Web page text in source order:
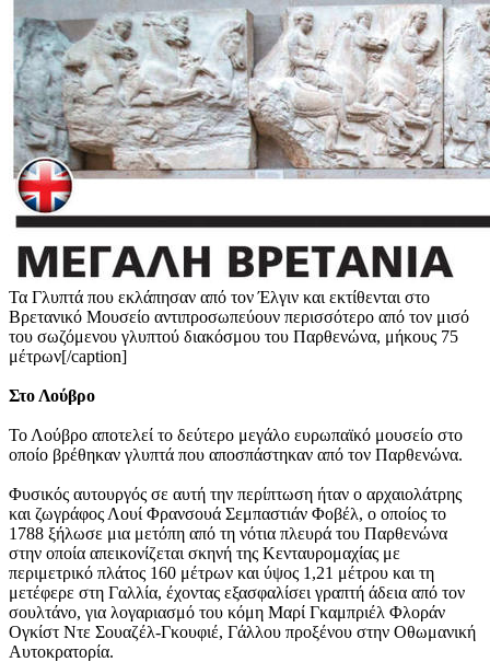
Τα Γλυπτά που εκλάπησαν από τον Έλγιν και εκτίθενται στο
Βρετανικό Μουσείο αντιπροσωπεύουν περισσότερο από τον μισό
του σωζόμενου γλυπτού διακόσμου του Παρθενώνα, μήκους 75
μέτρων[/caption]
Στο Λούβρο
Το Λούβρο αποτελεί το δεύτερο μεγάλο ευρωπαϊκό μουσείο στο
οποίο βρέθηκαν γλυπτά που αποσπάστηκαν από τον Παρθενώνα.
Φυσικός αυτουργός σε αυτή την περίπτωση ήταν ο αρχαιολάτρης
και ζωγράφος Λουί Φρανσουά Σεμπαστιάν Φοβέλ, ο οποίος το
1788 ξήλωσε μια μετόπη από τη νότια πλευρά του Παρθενώνα
στην οποία απεικονίζεται σκηνή της Κενταυρομαχίας με
περιμετρικό πλάτος 160 μέτρων και ύψος 1,21 μέτρου και τη
μετέφερε στη Γαλλία, έχοντας εξασφαλίσει γραπτή άδεια από τον
σουλτάνο, για λογαριασμό του κόμη Μαρί Γκαμπριέλ Φλοράν
Ογκίστ Ντε Σουαζέλ-Γκουφιέ, Γάλλου προξένου στην Οθωμανική
Αυτοκρατορία.